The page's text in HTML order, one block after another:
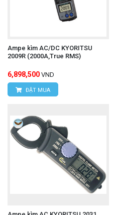
Ampe kìm AC/DC KYORITSU
2009R (2000A,True RMS)
6,898,500 VND
ĐẶT MUA